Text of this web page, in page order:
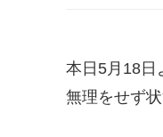
本日5月18日
無理をせず